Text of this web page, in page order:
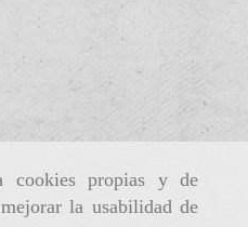
cookies propias y de
la usabilidad de